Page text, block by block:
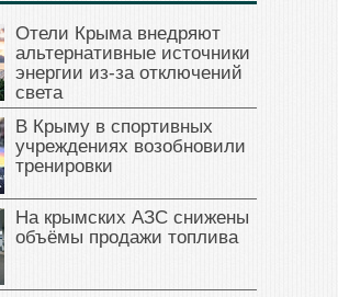
Отели Крыма внедряют
альтернативные источники
энергии из-за отключений
света
В Крыму в спортивных
учреждениях возобновили
тренировки
На крымских АЗС снижены
объёмы продажи топлива